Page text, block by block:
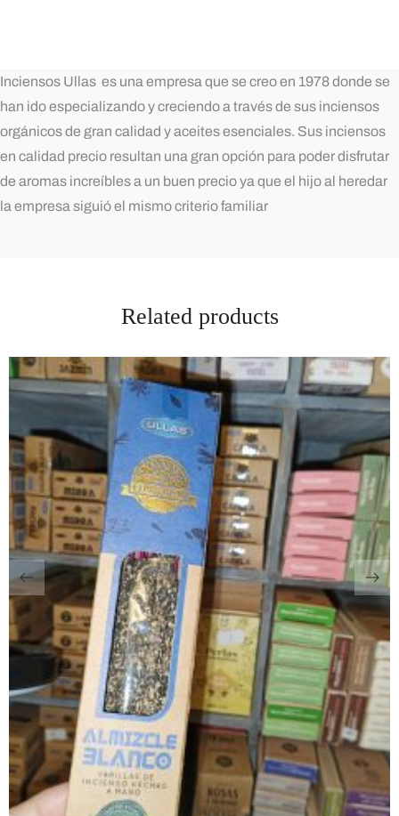
Inciensos Ullas es una empresa que se creo en 1978 donde se
han ido especializando y creciendo a través de sus inciensos
orgánicos de gran calidad y aceites esenciales. Sus inciensos
en calidad precio resultan una gran opción para poder disfrutar
de aromas increíbles a un buen precio ya que el hijo al heredar
la empresa siguió el mismo criterio familiar
Related products